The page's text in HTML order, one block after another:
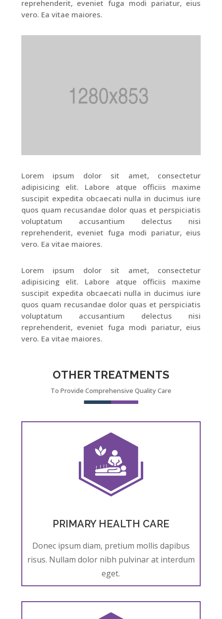
reprehenderit, eveniet fuga modi pariatur, eius
vero. Ea vitae maiores.
Lorem ipsum dolor sit amet, consectetur
adipisicing elit. Labore atque officiis maxime
suscipit expedita obcaecati nulla in ducimus iure
quos quam recusandae dolor quas et perspiciatis
voluptatum accusantium delectus nisi
reprehenderit, eveniet fuga modi pariatur, eius
vero. Ea vitae maiores.
Lorem ipsum dolor sit amet, consectetur
adipisicing elit. Labore atque officiis maxime
suscipit expedita obcaecati nulla in ducimus iure
quos quam recusandae dolor quas et perspiciatis
voluptatum accusantium delectus nisi
reprehenderit, eveniet fuga modi pariatur, eius
vero. Ea vitae maiores.
OTHER TREATMENTS
To Provide Comprehensive Quality Care
PRIMARY HEALTH CARE
Donec ipsum diam, pretium mollis dapibus
risus. Nullam dolor nibh pulvinar at interdum
eget.